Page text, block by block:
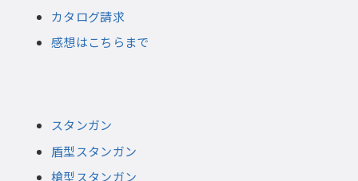
カタログ請求
感想はこちらまで
スタンガン
盾型スタンガン
槍型スタンガン